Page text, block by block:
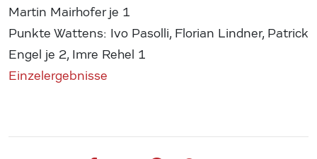
Martin Mairhofer je 1
Punkte Wattens: Ivo Pasolli, Florian Lindner, Patrick
Engel je 2, Imre Rehel 1
Einzelergebnisse